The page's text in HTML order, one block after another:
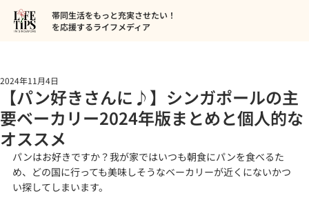
帯同生活をもっと充実させたい！
を応援するライフメディア
【パン好きさんに♪】シンガポールの主
要ベーカリー2024年版まとめと個人的な
オススメ
2024年11月4日
パンはお好きですか？我が家ではいつも朝食にパンを食べるた
め、どの国に行っても美味しそうなベーカリーが近くにないかつ
い探してしまいます。